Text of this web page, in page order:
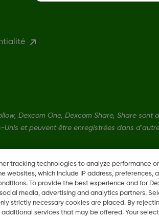
Dexcom One, Dexcom Share, Share sont
Unis et peuvent être enregistrées dans
région
tracking technologies to analyze performance
websites, which include IP address, preferences,
To provide the best experience and for
media, advertising and analytics partners.
strictly necessary cookies are placed. By
services that may be offered. Your